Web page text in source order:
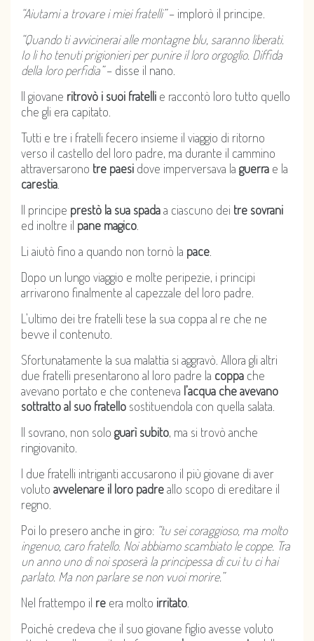
“Aiutami a trovare i miei fratelli”– implorò il principe.
“Quando ti avvicinerai alle montagne blu, saranno liberati.
Io li ho tenuti prigionieri per punire il loro orgoglio. Diffida
della loro perfidia”– disse il nano.
Il giovane ritrovò i suoi fratelli e raccontò loro tutto quello
che gli era capitato.
Tutti e tre i fratelli fecero insieme il viaggio di ritorno
verso il castello del loro padre, ma durante il cammino
attraversarono tre paesi dove imperversava la guerra e la
carestia
Il principe prestò la sua spadaa ciascuno dei tre sovrani
ed inoltre il pane magico
Li aiutò fino a quando non tornò la pace
Dopo un lungo viaggio e molte peripezie, i principi
arrivarono finalmente al capezzale del loro padre.
L’ultimo dei tre fratelli tese la sua coppa al re che ne
bevve il contenuto.
Sfortunatamente la sua malattia si aggravò. Allora gli altri
due fratelli presentarono al loro padre la coppa che
avevano portato e che conteneva l’acqua che avevano
sottratto al suo fratello sostituendola con quella salata.
Il sovrano, non solo guarì subito, ma si trovò anche
ringiovanito.
I due fratelli intriganti accusarono il più giovane di aver
voluto avvelenare il loro padreallo scopo di ereditare il
regno.
Poi lo presero anche in giro: “tu sei coraggioso, ma molto
ingenuo, caro fratello. Noi abbiamo scambiato le coppe. Tra
un anno uno di noi sposerà la principessa di cui tu ci hai
parlato. Ma non parlare se non vuoi morire.”
Nel frattempo il re era molto irritato
Poiché credeva che il suo giovane figlio avesse voluto